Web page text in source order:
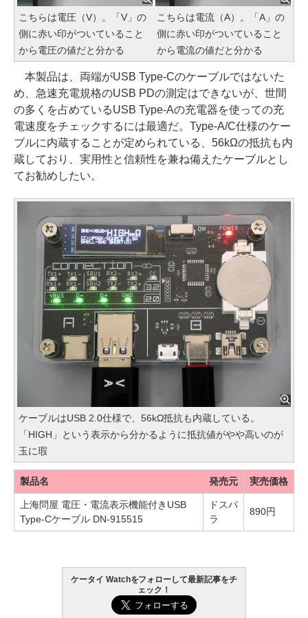
こちらは電圧（V）。「V」の
側に赤い印がついていること
から電圧の値だと分かる
こちらは電流（A）。「A」の
側に赤い印がついていること
から電流の値だと分かる
本製品は、両端がUSB Type-Cのケーブルではないた
め、急速充電規格のUSB PDの測定はできないが、世間
の多くを占めているUSB Type-Aの充電器を使っての充
電速度をチェックするには最適だ。Type-A/C仕様のケー
ブルに内蔵することが定められている、56kΩの抵抗も内
蔵しており、実用性と信頼性を兼ね備えたケーブルとし
てお勧めしたい。
ケーブルはUSB 2.0仕様で、56kΩ抵抗も内蔵している。
「HIGH」という表示から分かるように抵抗値がやや高いのが
玉に瑕
製品名 発売元 実売価格
上海問屋 電圧・電流表示機能付きUSB
Type-Cケーブル DN-915515
ドスパ
ラ
890円
ケータイ Watchをフォローして最新記事をチ
ェック！